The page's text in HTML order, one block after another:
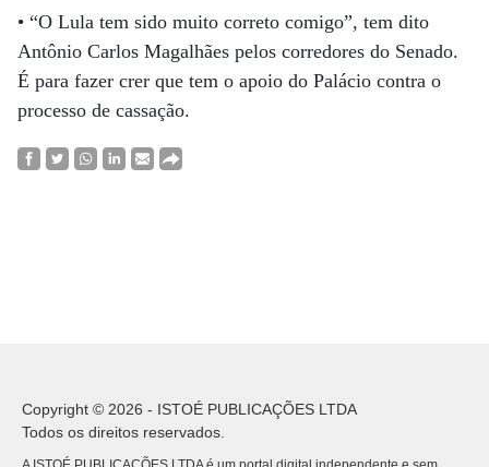
• “O Lula tem sido muito correto comigo”, tem dito
Antônio Carlos Magalhães pelos corredores do Senado.
É para fazer crer que tem o apoio do Palácio contra o
processo de cassação.
Copyright © 2026 - ISTOÉ PUBLICAÇÕES LTDA
Todos os direitos reservados.